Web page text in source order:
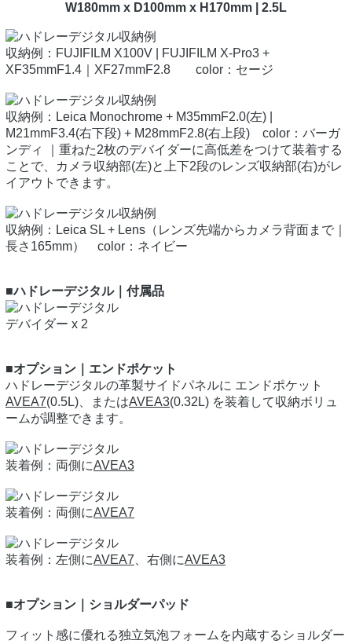
W180mm x D100mm x H170mm | 2.5L
収納例：FUJIFILM X100V | FUJIFILM X-Pro3 +
XF35mmF1.4｜XF27mmF2.8 color：セージ
収納例：Leica Monochrome + M35mmF2.0(左) |
M21mmF3.4(右下段) + M28mmF2.8(右上段) color：バーガ
ンディ ｜重ねた2枚のデバイダーに高低差をつけて装着する
ことで、カメラ収納部(左)と上下2段のレンズ収納部(右)がレ
イアウトできます。
収納例：Leica SL + Lens（レンズ先端からカメラ背面まで｜
長さ165mm） color：ネイビー
■ハドレーデジタル｜付属品
デバイダー x 2
■オプション｜エンドポケット
ハドレーデジタルの革製サイドパネルに エンドポケット
AVEA7(0.5L)、またはAVEA3(0.32L) を装着して収納ボリュ
ームが調整できます。
装着例：両側にAVEA3
装着例：両側にAVEA7
装着例：左側にAVEA7 、右側にAVEA3
■オプション｜ショルダーパッド
フィット感に優れる独立気泡フォームを内蔵するショルダー